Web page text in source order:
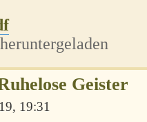
Geister
19:31